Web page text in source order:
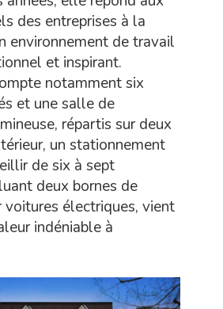
des entreprises à la
environnement de travail
et inspirant.
notamment six
et une salle de
répartis sur deux
un stationnement
de six à sept
deux bornes de
voitures électriques, vient
indéniable à